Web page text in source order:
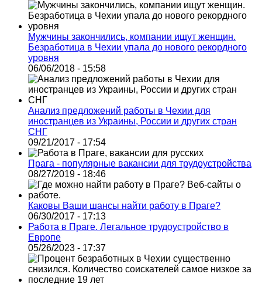
Мужчины закончились, компании ищут женщин.
Безработица в Чехии упала до нового рекордного
уровня
06/06/2018 - 15:58
Анализ предложений работы в Чехии для
иностранцев из Украины, России и других стран
СНГ
09/21/2017 - 17:54
Прага - популярные вакансии для трудоустройства
08/27/2019 - 18:46
Каковы Ваши шансы найти работу в Праге?
06/30/2017 - 17:13
Работа в Праге. Легальное трудоустройство в
Европе
05/26/2023 - 17:37